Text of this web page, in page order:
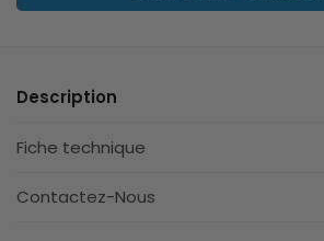
Description
Fiche technique
Contactez-Nous